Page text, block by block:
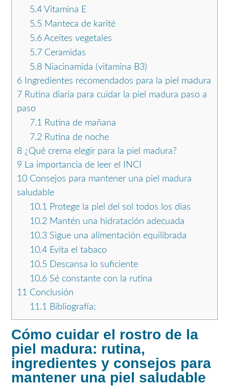
5.4Vitamina E
5.5 Manteca de karité
5.6Aceites vegetales
5.7Ceramidas
5.8Niacinamida (vitamina B3)
6 Ingredientes recomendados para la piel madura
7 Rutina diaria para cuidar la piel madura paso a
paso
7.1
Rutina de mañana
7.2 Rutina de noche
8 ¿Qué crema elegir para la piel madura?
9 La importancia de leer el INCI
10 Consejos para mantener una piel madura
saludable
10.1
Protege la piel del sol todos los días
10.2 Mantén una hidratación adecuada
10.3Sigue una alimentación equilibrada
10.4Evita el tabaco
10.5 Descansa lo suficiente
10.6Sé constante con la rutina
11 Conclusión
11.1
Bibliografía:
Cómo cuidar el rostro de la
piel madura: rutina,
ingredientes y consejos para
mantener una piel saludable